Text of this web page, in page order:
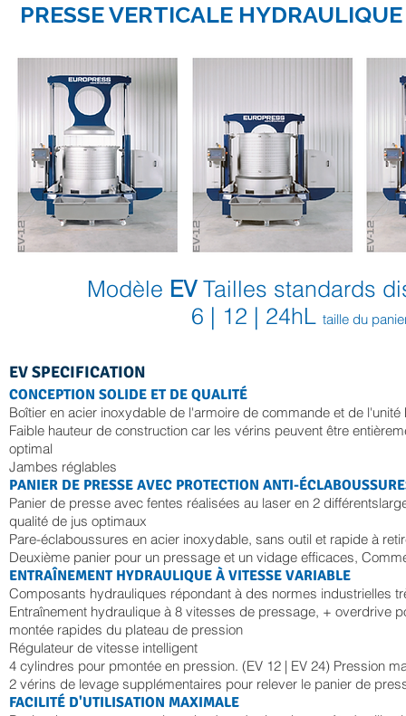
PRESSE VERTICALE HYDRAULIQUE
Modèle EV Tailles standards
6 | 12 | 24hL taille du
EV SPECIFICATION
CONCEPTION SOLIDE ET DE QUALITÉ
Boîtier en acier inoxydable de l'armoire de commande et de l'unité
Faible hauteur de construction car les vérins peuvent être
optimal
Jambes réglables
PANIER DE PRESSE AVEC PROTECTION ANTI-
Panier de presse avec fentes réalisées au laser en 2 différents
qualité de jus optimaux
Pare-éclaboussures en acier inoxydable, sans outil et rapide à
Deuxième panier pour un pressage et un vidage efficaces,
ENTRAÎNEMENT HYDRAULIQUE À VITESSE VARIABLE
Composants hydrauliques répondant à des normes industrielles
Entraînement hydraulique à 8 vitesses de pressage, + overdrive
montée rapides du plateau de pression
Régulateur de vitesse intelligent
4 cylindres pour pmontée en pression. (EV 12 | EV 24) Pression
2 vérins de levage supplémentaires pour relever le panier de
FACILITÉ D'UTILISATION MAXIMALE